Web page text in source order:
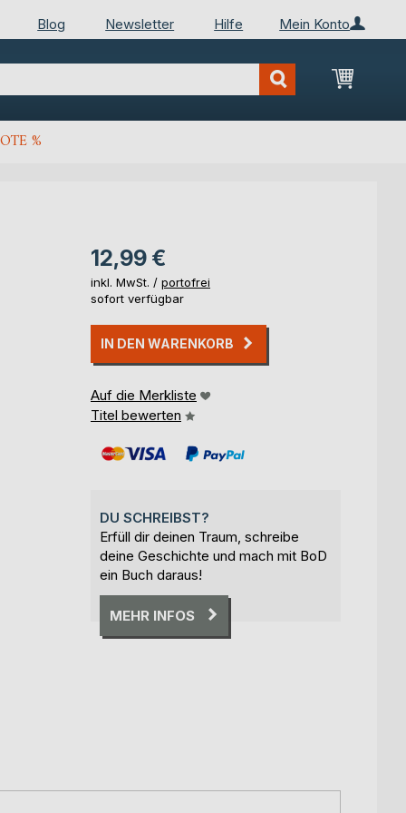
Mein Konto
Blog Newsletter Hilfe
Mein
%
12,99 €
inkl. MwSt. / portofrei
sofort verfügbar
IN DEN WARENKORB
Auf die Merkliste
Titel bewerten
DU SCHREIBST?
Erfüll dir deinen Traum, schreibe
deine Geschichte und mach mit BoD
ein Buch daraus!
MEHR INFOS